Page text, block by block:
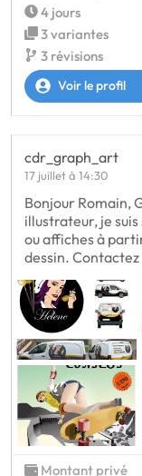
4 jours
3 variantes
3 révisions
Voir le profil
cdr_graph_art
17 juillet à 14:30
Bonjour Romain,
illustrateur, je
ou affiches à
dessin. Contactez
Montant privé